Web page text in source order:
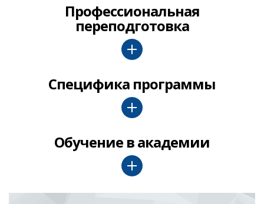
Профессиональная
переподготовка
Специфика программы
Обучение в академии